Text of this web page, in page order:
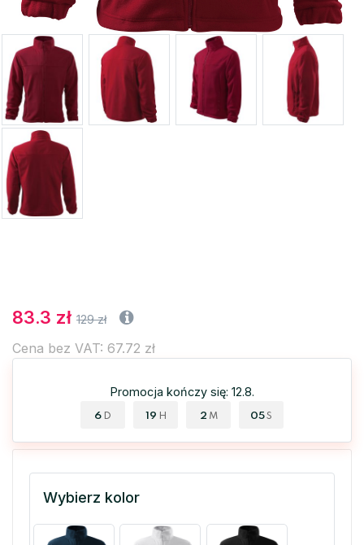
83.3 zł 129 zł
Cena bez VAT: 67.72 zł
Promocja kończy się: 12.8.
6 D 19 H 2 M 04 S
Wybierz kolor